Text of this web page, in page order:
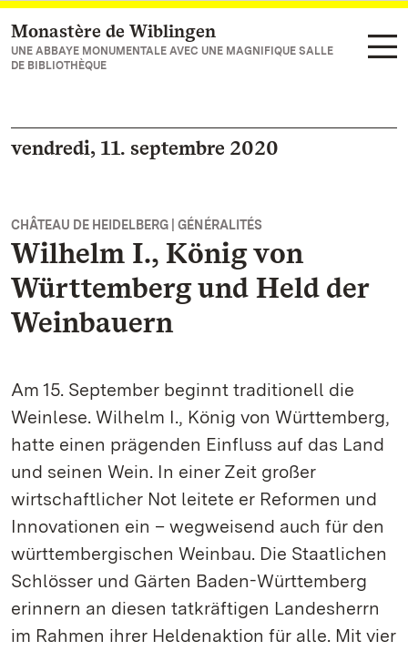
Vers la page d’accueil
Monastère de Wiblingen
UNE ABBAYE MONUMENTALE AVEC UNE MAGNIFIQUE SALLE
DE BIBLIOTHÈQUE
vendredi, 11. septembre 2020
CHÂTEAU DE HEIDELBERG | GÉNÉRALITÉS
Wilhelm I., König von
Württemberg und Held der
Weinbauern
Am 15. September beginnt traditionell die
Weinlese. Wilhelm I., König von Württemberg,
hatte einen prägenden Einfluss auf das Land
und seinen Wein. In einer Zeit großer
wirtschaftlicher Not leitete er Reformen und
Innovationen ein – wegweisend auch für den
württembergischen Weinbau. Die Staatlichen
Schlösser und Gärten Baden-Württemberg
erinnern an diesen tatkräftigen Landesherrn
im Rahmen ihrer Heldenaktion für alle. Mit vier